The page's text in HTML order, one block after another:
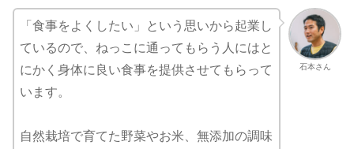
石本さん
「食事をよくしたい」という思いから起業し
ているので、ねっこに通ってもらう人にはと
にかく身体に良い食事を提供させてもらって
います。
自然栽培で育てた野菜やお米、無添加の調味